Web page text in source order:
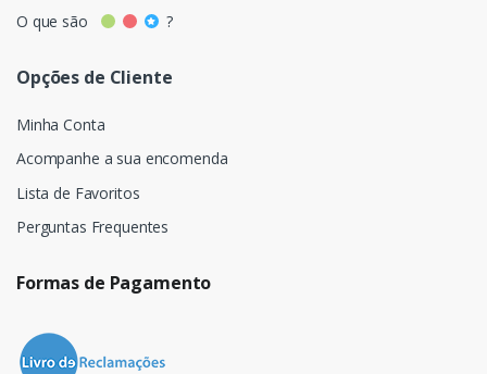
O que são
?
Opções de Cliente
Minha Conta
Acompanhe a sua encomenda
Lista de Favoritos
Perguntas Frequentes
Formas de Pagamento